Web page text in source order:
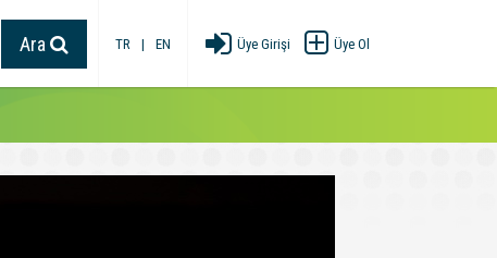
Ara TR | EN Üye Girişi Üye Ol